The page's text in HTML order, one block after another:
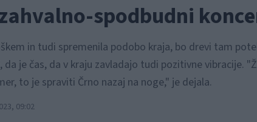
spodbudni
in tudi spremenila podobo kraja, bo drevi tam
je čas, da v kraju zavladajo tudi pozitivne vibracije.
to je spraviti Črno nazaj na noge," je dejala.
09:02